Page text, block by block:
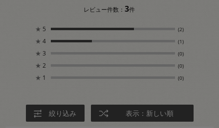
レビュー件数：3件
★ 5 (2)
★ 4 (1)
★ 3 (0)
★ 2 (0)
★ 1 (0)
絞り込み 表示：新しい順